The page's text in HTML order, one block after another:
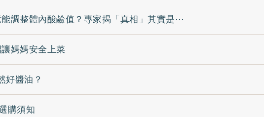
能調整體內酸鹼值？專家揭「真相」其實是⋯
媽媽安全上菜
好醬油？
購須知